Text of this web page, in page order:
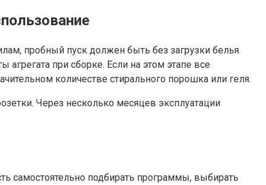
пробный пуск должен быть без загрузки белья.
при сборке. Если на этом этапе все
количестве стирального порошка или геля.
Через несколько месяцев эксплуатации
самостоятельно подбирать программы, выбирать